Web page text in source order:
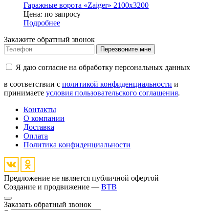
Гаражные ворота «Zaiger» 2100x3200
Цена: по запросу
Подробнее
Закажите обратный звонок
Перезвоните мне
Я даю согласие на обработку персональных данных
в соответствии с политикой конфиденциальности и
принимаете условия пользовательского соглашения.
Контакты
О компании
Доставка
Оплата
Политика конфиденциальности
Предложение не является публичной офертой
Создание и продвижение — BTB
Заказать обратный звонок